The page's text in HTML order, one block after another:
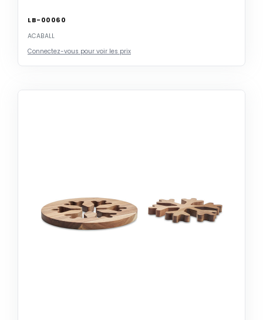
LB-00060
ACABALL
Connectez-vous pour voir les prix